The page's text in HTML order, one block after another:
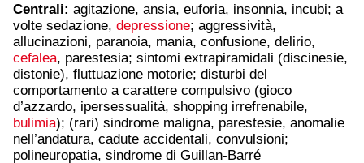
Centrali: agitazione, ansia, euforia, insonnia, incubi; a
volte sedazione, depressione; aggressività,
allucinazioni, paranoia, mania, confusione, delirio,
cefalea, parestesia; sintomi extrapiramidali (discinesie,
distonie), fluttuazione motorie; disturbi del
comportamento a carattere compulsivo (gioco
d’azzardo, ipersessualità, shopping irrefrenabile,
bulimia); (rari) sindrome maligna, parestesie, anomalie
nell’andatura, cadute accidentali, convulsioni;
polineuropatia, sindrome di Guillan-Barré